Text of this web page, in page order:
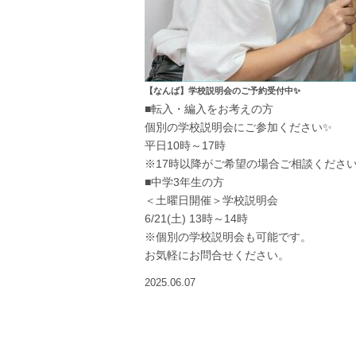
【なんば】学校説明会のご予約受付中✨
■転入・編入をお考えの方
個別の学校説明会にご参加ください✨
平日10時～17時
※17時以降がご希望の場合ご相談くださ
■中学3年生の方
＜土曜日開催＞学校説明会
6/21(土) 13時～14時
※個別の学校説明会も可能です。
お気軽にお問合せください。
2025.06.07